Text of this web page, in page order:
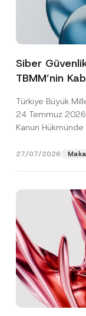
Siber
TBMM’nin
Türkiye Büyük
24 Temmuz 2026
Kanun Hükmünde
27/07/2026